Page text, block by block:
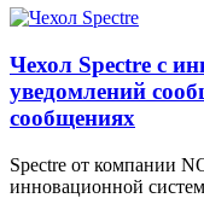
Чехол Spectre с
уведомлений
сообщениях
Spectre от компании
инновационной